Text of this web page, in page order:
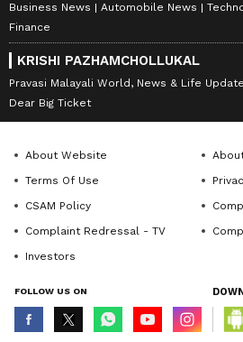
Business News Automobile News
Finance
KRISHI PAZHAMCHOLLUKAL
Pravasi Malayali World, News & Life
Dear Big Ticket
About Website
Terms Of Use
CSAM Policy
Complaint Redressal - TV
Investors
FOLLOW US ON